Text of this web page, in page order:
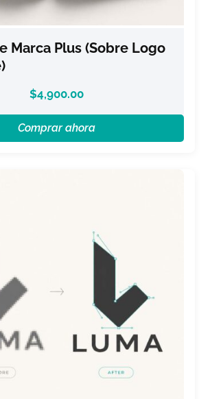
Marca Plus (sobre Logo
$4,900.00
Comprar ahora